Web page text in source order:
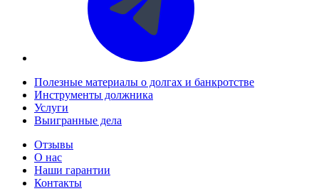
Полезные материалы о долгах и банкротстве
Инструменты должника
Услуги
Выигранные дела
Отзывы
О нас
Наши гарантии
Контакты